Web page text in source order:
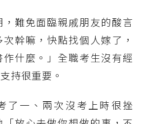
難免面臨親戚朋友的酸言
幹嘛，快點找個人嫁了，
什麼。」全職考生沒有經
持很重要。
了一、兩次沒考上時很挫